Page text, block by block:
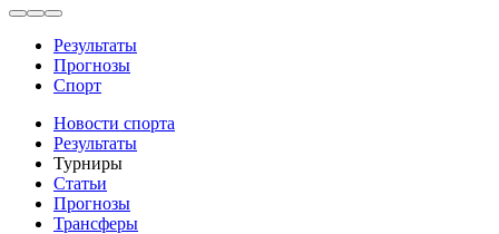
Результаты
Прогнозы
Спорт
Новости спорта
Результаты
Турниры
Статьи
Прогнозы
Трансферы